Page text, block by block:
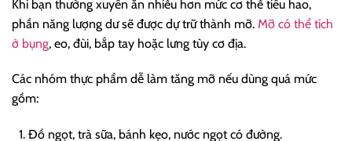
Khi bạn thường xuyên ăn nhiều hơn mức cơ thể tiêu hao,
phần năng lượng dư sẽ được dự trữ thành mỡ. Mỡ có thể tích
ở bụng, eo, đùi, bắp tay hoặc lưng tùy cơ địa.
Các nhóm thực phẩm dễ làm tăng mỡ nếu dùng quá mức
gồm:
Đồ ngọt, trà sữa, bánh kẹo, nước ngọt có đường.